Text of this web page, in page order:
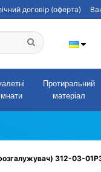
договір (оферта)
Протиральний
матеріал
312-03-